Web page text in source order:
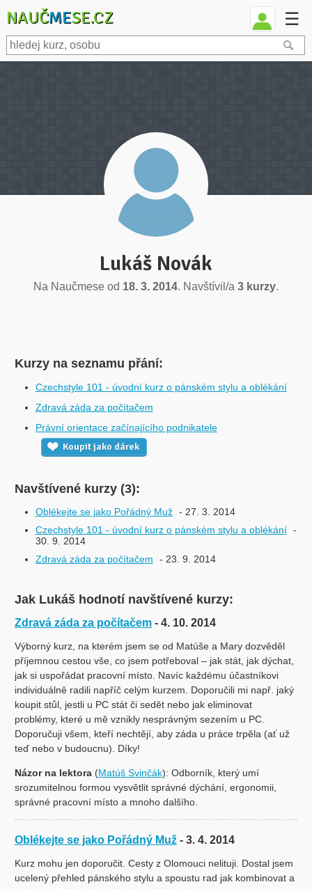
NAUČMESE.CZ ☰
Lukáš Novák
Na Naučmese od 18. 3. 2014. Navštívil/a 3 kurzy.
Kurzy na seznamu přání:
Czechstyle 101 - úvodní kurz o pánském stylu a oblékání
Zdravá záda za počítačem
Právní orientace začínajícího podnikatele
Koupit jako dárek
Navštívené kurzy (3):
Oblékejte se jako Pořádný Muž - 27. 3. 2014
Czechstyle 101 - úvodní kurz o pánském stylu a oblékání -
30. 9. 2014
Zdravá záda za počítačem
- 23. 9. 2014
Jak Lukáš hodnotí navštívené kurzy:
Zdravá záda za počítačem - 4. 10. 2014
Výborný kurz, na kterém jsem se od Matúše a Mary dozvěděl
příjemnou cestou vše, co jsem potřeboval – jak stát, jak dýchat,
jak si uspořádat pracovní místo. Navíc každému účastníkovi
individuálně radili napříč celým kurzem. Doporučili mi např. jaký
koupit stůl, jestli u PC stát či sedět nebo jak eliminovat
problémy, které u mě vznikly nesprávným sezením u PC.
Doporučuji všem, kteří nechtějí, aby záda u práce trpěla (ať už
teď nebo v budoucnu). Díky!
Názor na lektora(Matúš Svinčák): Odborník, který umí
srozumitelnou formou vysvětlit správné dýchání, ergonomii,
správné pracovní místo a mnoho dalšího.
Oblékejte se jako Pořádný Muž - 3. 4. 2014
Kurz mohu jen doporučit. Cesty z Olomouci nelituji. Dostal jsem
ucelený přehled pánského stylu a spoustu rad jak kombinovat a